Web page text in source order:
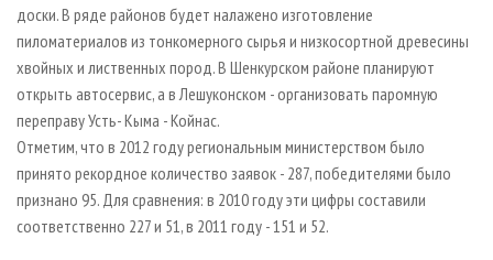
доски. В ряде районов будет налажено изготовление
пиломатериалов из тонкомерного сырья и низкосортной древесины
хвойных и лиственных пород. В Шенкурском районе планируют
открыть автосервис, а в Лешуконском - организовать паромную
переправу Усть- Кыма - Койнас.
Отметим, что в 2012 году региональным министерством было
принято рекордное количество заявок - 287, победителями было
признано 95. Для сравнения: в 2010 году эти цифры составили
соответственно 227 и 51, в 2011 году - 151 и 52.